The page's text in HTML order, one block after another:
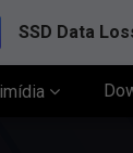
SSD Data